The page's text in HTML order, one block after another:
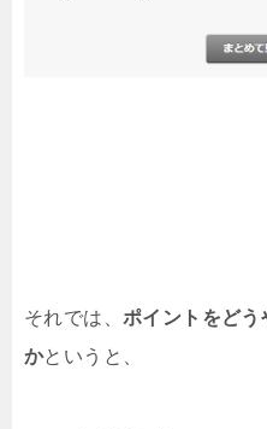
それでは、 ポイントをどう
かというと、